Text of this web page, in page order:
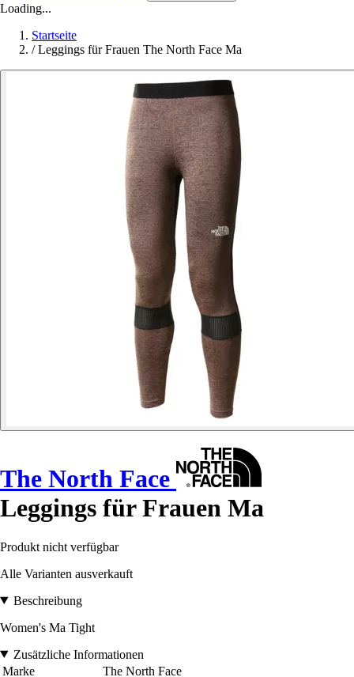
Loading...
Startseite
/ Leggings für Frauen The North Face Ma
The North Face
Leggings für Frauen Ma
Produkt nicht verfügbar
Alle Varianten ausverkauft
Beschreibung
Women's Ma Tight
Zusätzliche Informationen
Marke
The North Face